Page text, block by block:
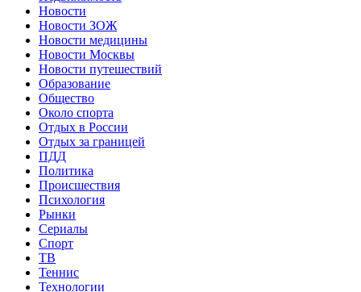
Новости
Новости ЗОЖ
Новости медицины
Новости Москвы
Новости путешествий
Образование
Общество
Около спорта
Отдых в России
Отдых за границей
ПДД
Политика
Происшествия
Психология
Рынки
Сериалы
Спорт
ТВ
Теннис
Технологии